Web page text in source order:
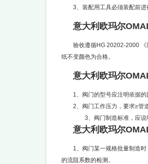
3、装配用工具必须装配前
意大利欧玛尔
验收遵循HG 20202-2000
纸不变颜色为合格。
意大利欧玛尔
1、阀门的型号应注明依据
2、阀门工作压力，要求≥管道
3、阀门制造标准，应说
意大利欧玛尔
1、阀门某一规格批量制造
的流阻系数的检测。